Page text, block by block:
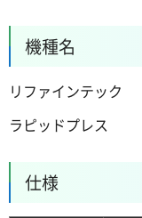
機種名
リファインテック
ラピッドプレス
仕様